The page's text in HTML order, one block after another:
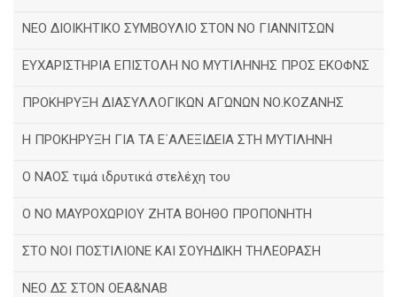
ΝΕΟ ΔΙΟΙΚΗΤΙΚΟ ΣΥΜΒΟΥΛΙΟ ΣΤΟΝ ΝΟ ΓΙΑΝΝΙΤΣΩΝ
ΕΥΧΑΡΙΣΤΗΡΙΑ ΕΠΙΣΤΟΛΗ ΝΟ ΜΥΤΙΛΗΝΗΣ ΠΡΟΣ ΕΚΟΦΝΣ
ΠΡΟΚΗΡΥΞΗ ΔΙΑΣΥΛΛΟΓΙΚΩΝ ΑΓΩΝΩΝ ΝΟ.ΚΟΖΑΝΗΣ
Η ΠΡΟΚΗΡΥΞΗ ΓΙΑ ΤΑ Ε΄ΑΛΕΞΙΔΕΙΑ ΣΤΗ ΜΥΤΙΛΗΝΗ
Ο ΝΑΟΣ τιμά ιδρυτικά στελέχη του
Ο ΝΟ ΜΑΥΡΟΧΩΡΙΟΥ ΖΗΤΑ ΒΟΗΘΟ ΠΡΟΠΟΝΗΤΗ
ΣΤΟ ΝΟΙ ΠΟΣΤΙΛΙΟΝΕ ΚΑΙ ΣΟΥΗΔΙΚΗ ΤΗΛΕΟΡΑΣΗ
ΝΕΟ ΔΣ ΣΤΟΝ ΟΕΑ&ΝΑΒ